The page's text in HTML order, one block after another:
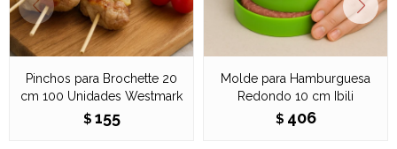
Pinchos para Brochette 20
cm 100 Unidades Westmark
$ 155
Molde para Hamburguesa
Redondo 10 cm Ibili
$ 406